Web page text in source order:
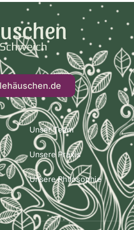
Unser Team
Unsere Praxis
Unsere Philosophie